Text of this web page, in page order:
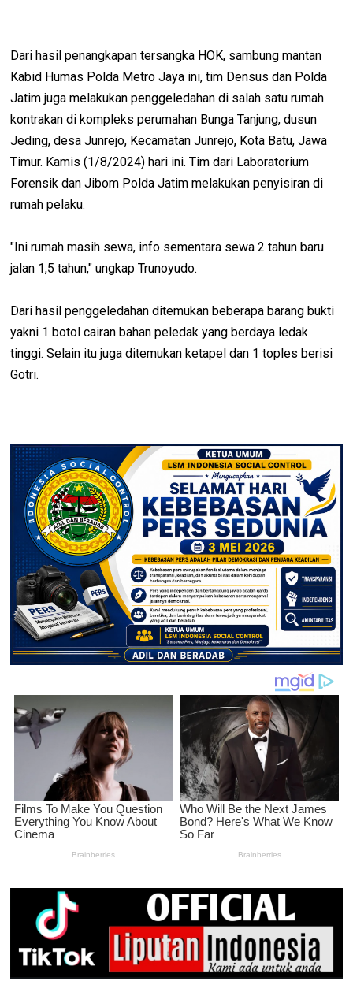
Dari hasil penangkapan tersangka HOK, sambung mantan
Kabid Humas Polda Metro Jaya ini, tim Densus dan Polda
Jatim juga melakukan penggeledahan di salah satu rumah
kontrakan di kompleks perumahan Bunga Tanjung, dusun
Jeding, desa Junrejo, Kecamatan Junrejo, Kota Batu, Jawa
Timur. Kamis (1/8/2024) hari ini. Tim dari Laboratorium
Forensik dan Jibom Polda Jatim melakukan penyisiran di
rumah pelaku.
"Ini rumah masih sewa, info sementara sewa 2 tahun baru
jalan 1,5 tahun," ungkap Trunoyudo.
Dari hasil penggeledahan ditemukan beberapa barang bukti
yakni 1 botol cairan bahan peledak yang berdaya ledak
tinggi. Selain itu juga ditemukan ketapel dan 1 toples berisi
Gotri.